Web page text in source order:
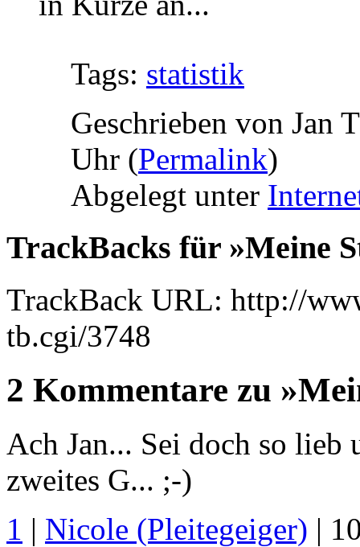
Tags: statistik
Geschrieben von Jan
Uhr (Permalink)
Abgelegt unter
TrackBacks für »Meine
TrackBack URL: http://
tb.cgi/3748
2 Kommentare zu
Ach Jan... Sei doch so lieb
zweites G... ;-)
1 | Nicole (Pleitegeiger) |